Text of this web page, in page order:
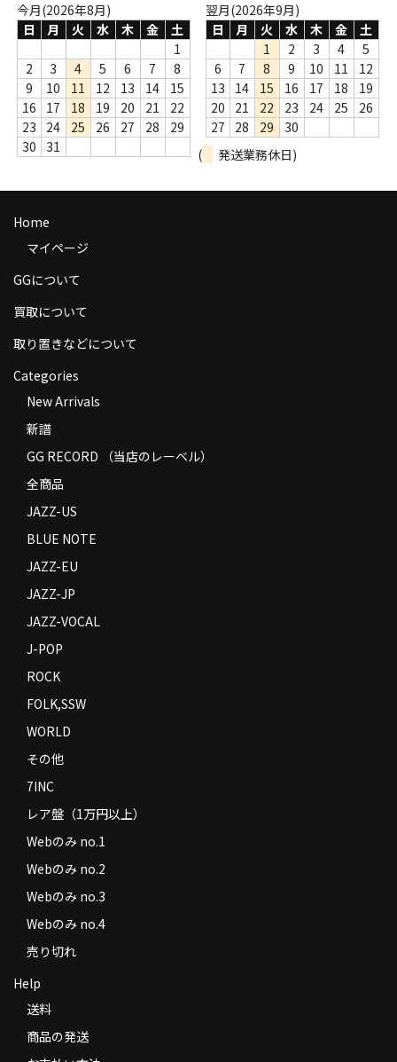
Webのみ no.1
Webのみ no.2
Webのみ no.3
Webのみ no.4
送料
商品の発送
お支払い方法
コンディション
Privacy Policy
Contact
今月(2026年8月)
日
月 火 水 木 金
土
1
2
3 4 5 6 7
8
9
10 11 12 13 14
15
16
17 18 19 20 21
22
23
24 25 26 27 28
29
30
31
翌月(2026年9月)
日
月 火 水 木 金
土
1
2 3 4
5
6
7 8 9 10 11
12
13
14 15 16 17 18
19
20
21 22 23 24 25
26
27
28 29
30
(
発送業務休日)
Home
マイページ
GGについて
買取について
取り置きなどについて
Categories
New Arrivals
新譜
GG RECORD （当店のレーベル）
全商品
JAZZ-US
BLUE NOTE
JAZZ-EU
JAZZ-JP
JAZZ-VOCAL
J-POP
ROCK
FOLK,SSW
WORLD
その他
7INC
レア盤（1万円以上）
Webのみ no.1
Webのみ no.2
Webのみ no.3
Webのみ no.4
売り切れ
Help
送料
商品の発送